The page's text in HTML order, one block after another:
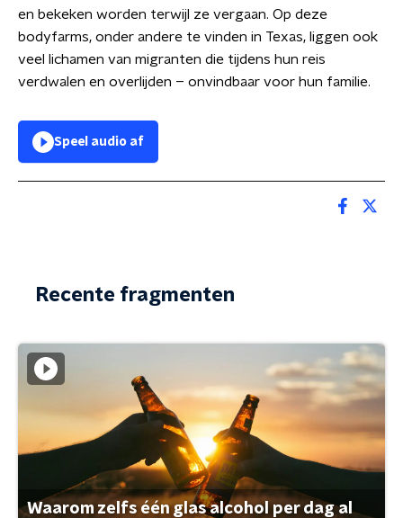
en bekeken worden terwijl ze vergaan. Op deze
bodyfarms, onder andere te vinden in Texas, liggen ook
veel lichamen van migranten die tijdens hun reis
verdwalen en overlijden – onvindbaar voor hun familie.
Speel audio af
Recente fragmenten
Waarom zelfs één glas alcohol per dag al